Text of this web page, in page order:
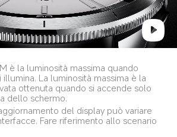
è la luminosità massima quando
La luminosità massima è la
ottenuta quando si accende solo
dello schermo.
del display può variare
Fare riferimento allo scenario